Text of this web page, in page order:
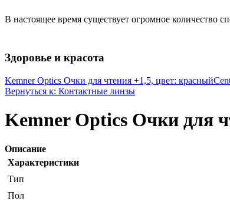
В настоящее время существует огромное количество
Здоровье и красота
Kemner Optics Очки для чтения +1,5, цвет: красный
Вернуться к: Контактные линзы
Kemner Optics Очки для
Описание
Характеристики
Тип
Пол